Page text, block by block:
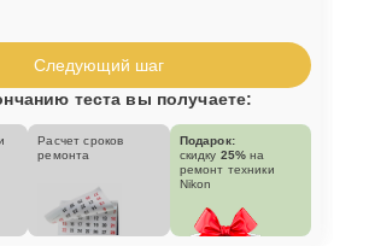
Следующий шаг
теста вы получаете:
Расчет сроков
ремонта
Подарок:
скидку 25% на
ремонт техники
Nikon